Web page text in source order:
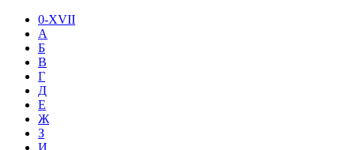
0-XVII
А
Б
В
Г
Д
Е
Ж
З
И